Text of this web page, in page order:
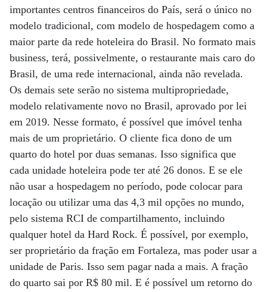
importantes centros financeiros do País, será o único no
modelo tradicional, com modelo de hospedagem como a
maior parte da rede hoteleira do Brasil. No formato mais
business, terá, possivelmente, o restaurante mais caro do
Brasil, de uma rede internacional, ainda não revelada.
Os demais sete serão no sistema multipropriedade,
modelo relativamente novo no Brasil, aprovado por lei
em 2019. Nesse formato, é possível que imóvel tenha
mais de um proprietário. O cliente fica dono de um
quarto do hotel por duas semanas. Isso significa que
cada unidade hoteleira pode ter até 26 donos. E se ele
não usar a hospedagem no período, pode colocar para
locação ou utilizar uma das 4,3 mil opções no mundo,
pelo sistema RCI de compartilhamento, incluindo
qualquer hotel da Hard Rock. É possível, por exemplo,
ser proprietário da fração em Fortaleza, mas poder usar a
unidade de Paris. Isso sem pagar nada a mais. A fração
do quarto sai por R$ 80 mil. E é possível um retorno do